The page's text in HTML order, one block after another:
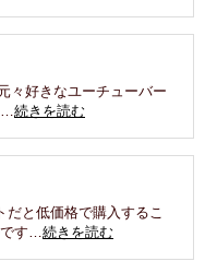
々好きなユーチューバー
…続きを読む
だと低価格で購入するこ
です…続きを読む